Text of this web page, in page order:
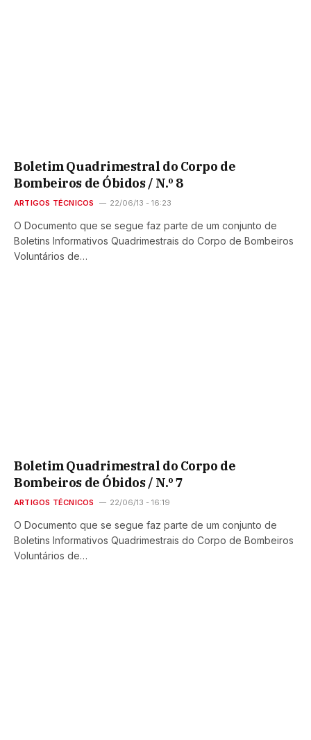
Boletim Quadrimestral do Corpo de
Bombeiros de Óbidos / N.º 8
ARTIGOS TÉCNICOS 22/06/13 - 16:23
O Documento que se segue faz parte de um conjunto de
Boletins Informativos Quadrimestrais do Corpo de Bombeiros
Voluntários de…
Boletim Quadrimestral do Corpo de
Bombeiros de Óbidos / N.º 7
ARTIGOS TÉCNICOS 22/06/13 - 16:19
O Documento que se segue faz parte de um conjunto de
Boletins Informativos Quadrimestrais do Corpo de Bombeiros
Voluntários de…